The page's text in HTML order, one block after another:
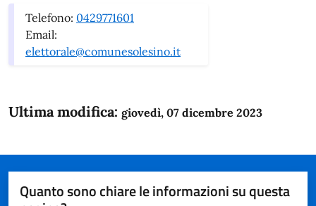
Telefono: 0429771601
Email:
elettorale@comunesolesino.it
Ultima modifica: giovedì, 07 dicembre 2023
Quanto sono chiare le informazioni su questa